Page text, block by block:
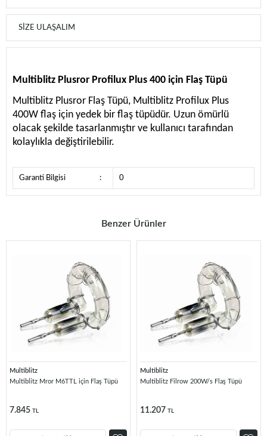
SIZE ULAŞALIM
Multiblitz Plusror Profilux Plus 400 için Flaş Tüpü
Multiblitz Plusror Flaş Tüpü, Multiblitz Profilux Plus
400W flaş için yedek bir flaş tüpüdür. Uzun ömürlü
olacak şekilde tasarlanmıştır ve kullanıcı tarafından
kolaylıkla değiştirilebilir.
Garanti Bilgisi : 0
Benzer Ürünler
Multiblitz
Multiblitz Mror M6TTL için Flaş Tüpü
7.845 TL
Multiblitz
Multiblitz Filrow 200W/s Flaş Tüpü
11.207 TL